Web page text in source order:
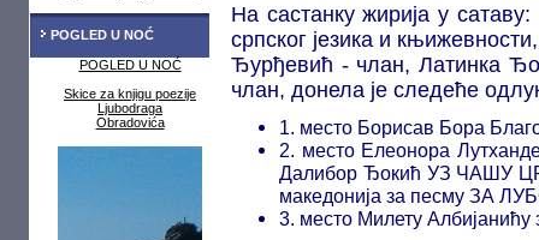
POGLED U NOĆ
POGLED U NOĆ
Skice za knjigu poezije
Ljubodraga
Obradovića
На састанку жирија у
српског језика и
Ђурђевић - члан, Латинка
члан, донела је следеће
1. место Борисав Бора
2. место Елеонора
Далибор Ђокић УЗ ЧАШУ
македонија за песму ЗА
3. место Милету